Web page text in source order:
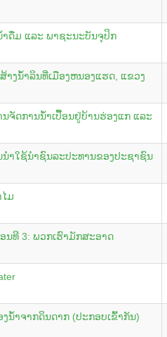
າດື່ມ ແລະ ພາຊະນະບັນຈຸປິກ
າງນໍ້າລິນທີ່ເມືອງຫນອງແຮດ, ແຂວງ
ຈັດການນ້ຳເປື້ອນຢູ່ບ້ານຮ່ອງແກ ແລະ
ຳໃຊ້ນຳຊົນລະປະທານຂອງປະຊາຊົນ
ມ
ນທີ 3: ພວກເຮົາມັກສະອາດ
ງນໍ້າຈາກດິນດາກ (ປະກອບເຂົ້າກັນ)